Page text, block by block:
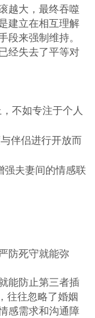
越大，最终吞噬
建立在相互理解
段来强制维持。
经失去了平等对
不如专注于个人
伴侣进行开放而
强夫妻间的情感联
防死守就能弥
能防止第三者插
往往忽略了婚姻
感需求和沟通障